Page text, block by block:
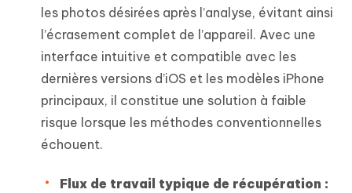
les photos désirées après l’analyse, évitant ainsi
l’écrasement complet de l’appareil. Avec une
interface intuitive et compatible avec les
dernières versions d’iOS et les modèles iPhone
principaux, il constitue une solution à faible
risque lorsque les méthodes conventionnelles
échouent.
Flux de travail typique de récupération :